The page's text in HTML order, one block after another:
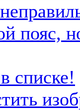
пояс,
списке!